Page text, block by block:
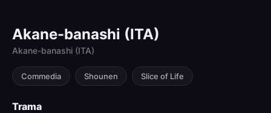
Akane-banashi (ITA)
Akane-banashi (ITA)
Commedia Shounen Slice of Life
Trama